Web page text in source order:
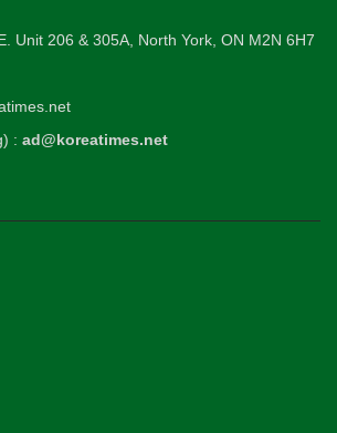
Unit 206 & 305A, North York, ON M2N 6H7
: ad@koreatimes.net